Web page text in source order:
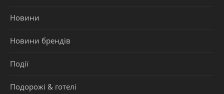
Новини
Новини брендів
Події
Подорожі & готелі